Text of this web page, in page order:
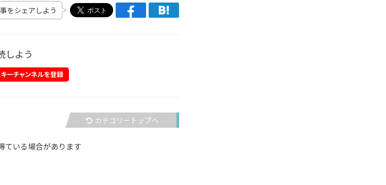
をシェアしよう
しよう
カテゴリートップへ
ている場合があります